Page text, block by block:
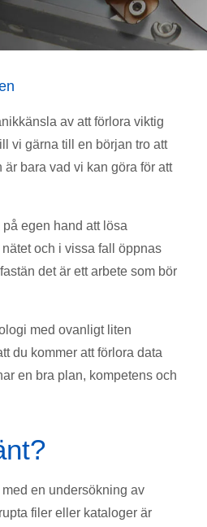
av att förlora viktig
vi gärna till en början tro att
är bara vad vi kan göra för att
egen hand att lösa
och i vissa fall öppnas
det är ett arbete som bör
med ovanligt liten
du kommer att förlora data
en bra plan, kompetens och
en undersökning av
filer eller kataloger är